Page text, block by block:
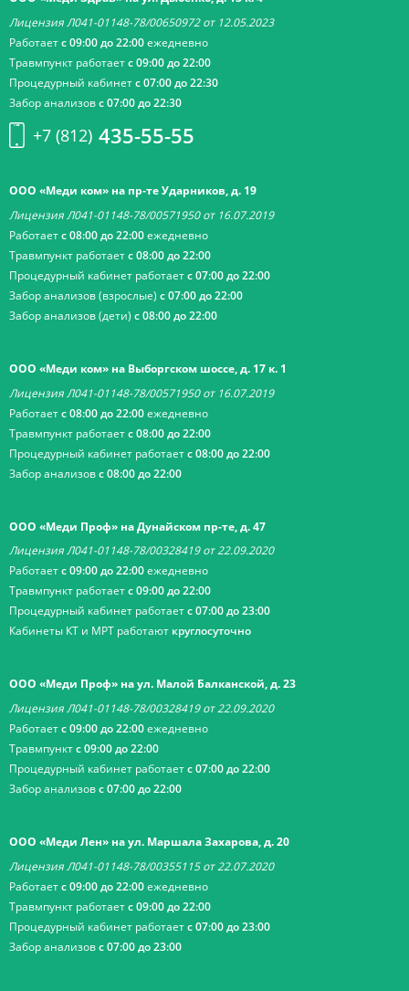
Лицензия Л041-01148-78/00650972 от 12.05.2023
Работаетс 09:00 до 22:00ежедневно
Травмпункт работаетс 09:00 до 22:00
Процедурный кабинетс 07:00 до 22:30
Забор анализовс 07:00 до 22:30
+7 (812) 435-55-55
ООО «Меди ком» на пр-те Ударников, д. 19
Лицензия Л041-01148-78/00571950 от 16.07.2019
Работаетс 08:00 до 22:00ежедневно
Травмпункт работаетс 08:00 до 22:00
Процедурный кабинет работаетс 07:00 до 22:00
Забор анализов (взрослые) с 07:00 до 22:00
Забор анализов (дети) с 08:00 до 22:00
ООО «Меди ком» на Выборгском шоссе, д. 17 к. 1
Лицензия Л041-01148-78/00571950 от 16.07.2019
Работаетс 08:00 до 22:00ежедневно
Травмпункт работаетс 08:00 до 22:00
Процедурный кабинет работаетс 08:00 до 22:00
Забор анализовс 08:00 до 22:00
ООО «Меди Проф» на Дунайском пр-те, д. 47
Лицензия Л041-01148-78/00328419 от 22.09.2020
Работаетс 09:00 до 22:00ежедневно
Травмпункт работаетс 09:00 до 22:00
Процедурный кабинет работаетс 07:00 до 23:00
Кабинеты КТ и МРТ работают круглосуточно
ООО «Меди Проф» на ул. Малой Балканской, д. 23
Лицензия Л041-01148-78/00328419 от 22.09.2020
Работаетс 09:00 до 22:00ежедневно
Травмпунктс 09:00 до 22:00
Процедурный кабинет работаетс 07:00 до 22:00
Забор анализовс 07:00 до 22:00
ООО «Меди Лен» на ул. Маршала Захарова, д. 20
Лицензия Л041-01148-78/00355115 от 22.07.2020
Работаетс 09:00 до 22:00ежедневно
Травмпункт работаетс 09:00 до 22:00
Процедурный кабинет работаетс 07:00 до 23:00
Забор анализовс 07:00 до 23:00